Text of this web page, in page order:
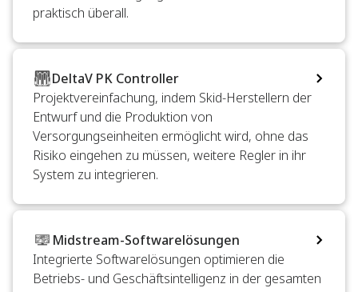
praktisch überall.
DeltaV PK Controller
Projektvereinfachung, indem Skid-Herstellern der
Entwurf und die Produktion von
Versorgungseinheiten ermöglicht wird, ohne das
Risiko eingehen zu müssen, weitere Regler in ihr
System zu integrieren.
Midstream-Softwarelösungen
Integrierte Softwarelösungen optimieren die
Betriebs- und Geschäftsintelligenz in der gesamten